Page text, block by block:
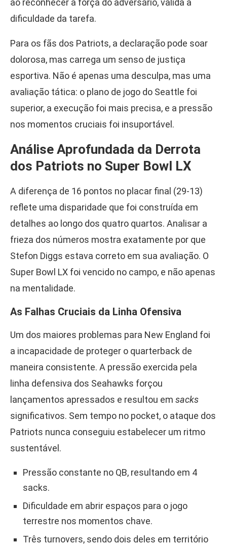
ao reconhecer a força do adversário, valida a
dificuldade da tarefa.
Para os fãs dos Patriots, a declaração pode soar
dolorosa, mas carrega um senso de justiça
esportiva. Não é apenas uma desculpa, mas uma
avaliação tática: o plano de jogo do Seattle foi
superior, a execução foi mais precisa, e a pressão
nos momentos cruciais foi insuportável.
Análise Aprofundada da Derrota
dos Patriots no Super Bowl LX
A diferença de 16 pontos no placar final (29-13)
reflete uma disparidade que foi construída em
detalhes ao longo dos quatro quartos. Analisar a
frieza dos números mostra exatamente por que
Stefon Diggs estava correto em sua avaliação. O
Super Bowl LX foi vencido no campo, e não apenas
na mentalidade.
As Falhas Cruciais da Linha Ofensiva
Um dos maiores problemas para New England foi
a incapacidade de proteger o quarterback de
maneira consistente. A pressão exercida pela
linha defensiva dos Seahawks forçou
lançamentos apressados e resultou em sacks
significativos. Sem tempo no pocket, o ataque dos
Patriots nunca conseguiu estabelecer um ritmo
sustentável.
Pressão constante no QB, resultando em 4
sacks.
Dificuldade em abrir espaços para o jogo
terrestre nos momentos chave.
Três turnovers, sendo dois deles em território